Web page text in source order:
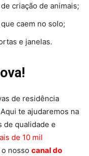
criação de animais;
caem no solo;
e janelas.
de residência
te ajudaremos na
de qualidade e
de 10 mil
nosso canal do